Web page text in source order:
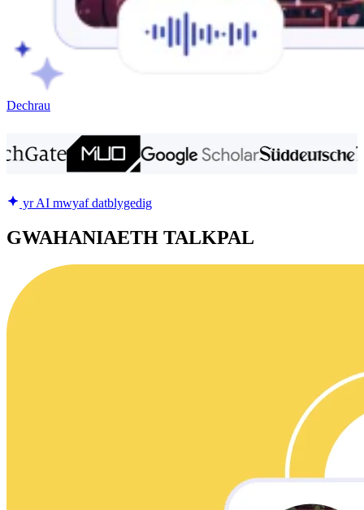
Dechrau
yr AI mwyaf datblygedig
GWAHANIAETH TALKPAL